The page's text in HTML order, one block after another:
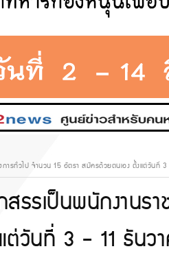
รทั่วไป จำนวน 15 อัตรา สมัครด้วยตนเอง ตั้งแต่วันที่
รรเป็นพนักงานรา
ต่วันที่ 3 - 11 ธันว